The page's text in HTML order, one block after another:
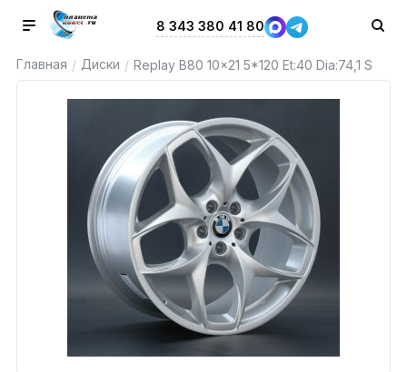
8 343 380 41 80
Главная / Диски / Replay B80 10x21 5*120 Et:40 Dia:74,1 S